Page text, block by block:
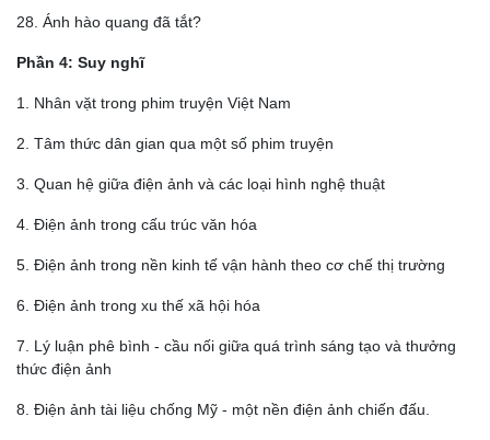
28. Ánh hào quang đã tắt?
Phần 4: Suy nghĩ
1. Nhân vặt trong phim truyện Việt Nam
2. Tâm thức dân gian qua một số phim truyện
3. Quan hệ giữa điện ảnh và các loại hình nghệ thuật
4. Điện ảnh trong cấu trúc văn hóa
5. Điện ảnh trong nền kinh tế vận hành theo cơ chế thị trường
6. Điện ảnh trong xu thế xã hội hóa
7. Lý luận phê bình - cầu nối giữa quá trình sáng tạo và thưởng
thức điện ảnh
8. Điện ảnh tài liệu chống Mỹ - một nền điện ảnh chiến đấu.